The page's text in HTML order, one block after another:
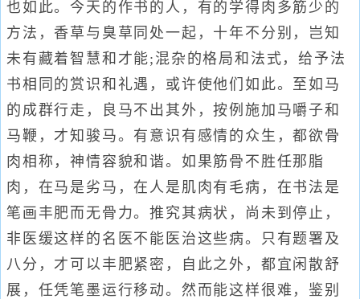
也如此。今天的作书的人，有的学得肉多筋少的
方法，香草与臭草同处一起，十年不分别，岂知
未有藏着智慧和才能;混杂的格局和法式，给予法
书相同的赏识和礼遇，或许使他们如此。至如马
的成群行走，良马不出其外，按例施加马嚼子和
马鞭，才知骏马。有意识有感情的众生，都欲骨
肉相称，神情容貌和谐。如果筋骨不胜任那脂
肉，在马是劣马，在人是肌肉有毛病，在书法是
笔画丰肥而无骨力。推究其病状，尚未到停止，
非医缓这样的名医不能医治这些病。只有题署及
八分，才可以丰肥紧密，自此之外，都宜闲散舒
展，任凭笔墨运行移动。然而能这样很难，鉴别